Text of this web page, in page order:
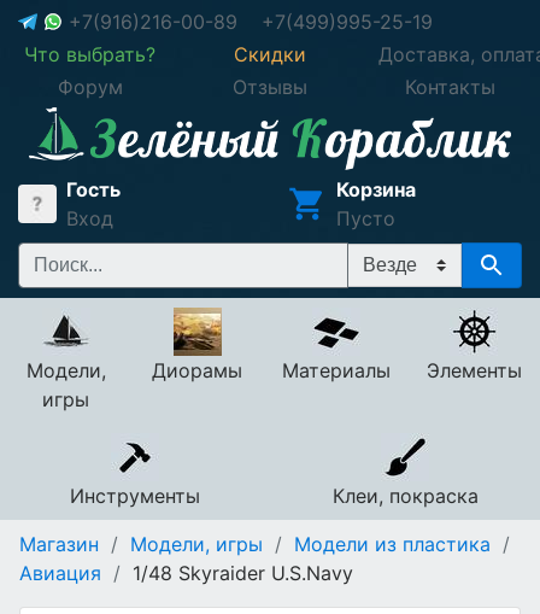
+7(916)216-00-89
+7(499)995-25-19
Что выбрать?
Скидки
Доставка,
Форум
Отзывы Контакты
Гость
Вход
Корзина
Пусто
Модели,
игры
Диорамы Материалы Элементы
Инструменты
Клеи, покраска
Магазин / Модели, игры / Модели из пластика /
Авиация / 1/48 Skyraider U.S.Navy